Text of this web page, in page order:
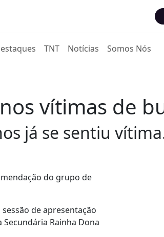
TNT Notícias Somos Nós
vítimas de
já se sentiu
do grupo de
de apresentação
Rainha Dona